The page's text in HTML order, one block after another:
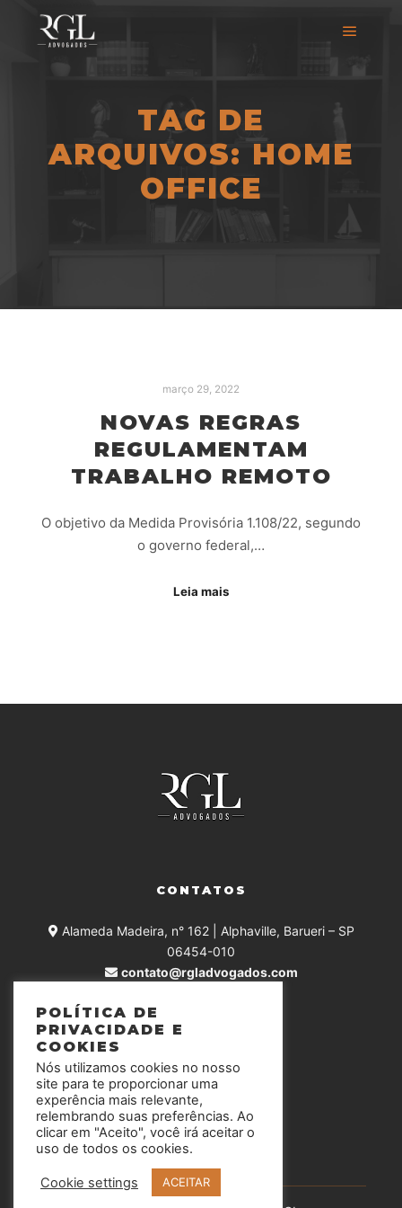
TAG DE
ARQUIVOS: HOME
OFFICE
março 29, 2022
NOVAS REGRAS
REGULAMENTAM
TRABALHO REMOTO
O objetivo da Medida Provisória 1.108/22, segundo
o governo federal,…
Leia mais
CONTATOS
Alameda Madeira, n° 162 | Alphaville, Barueri – SP
06454-010
contato@rgladvogados.com
SIGA-NOS
POLÍTICA DE
PRIVACIDADE E
COOKIES
Nós utilizamos cookies no nosso
site para te proporcionar uma
experência mais relevante,
relembrando suas preferências. Ao
clicar em "Aceito", você irá aceitar o
uso de todos os cookies.
Cookie settings ACEITAR